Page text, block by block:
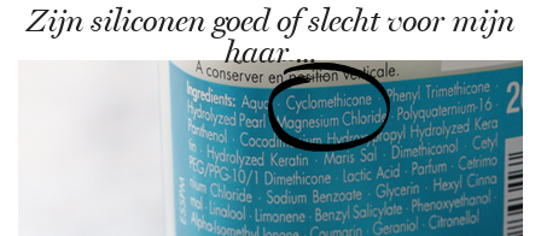
Zijn siliconen goed of slecht voor mijn
haar …